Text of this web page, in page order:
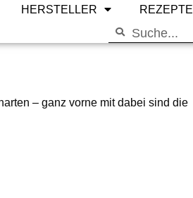
HERSTELLER REZEPTE
– ganz vorne mit dabei sind die